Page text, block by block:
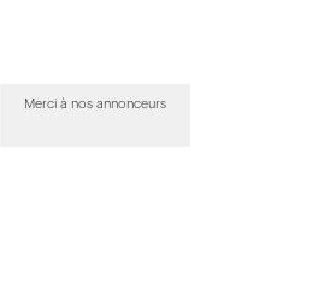
Merci à nos annonceurs